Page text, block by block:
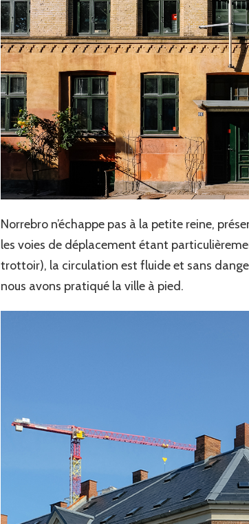
Norrebro n’échappe pas à la petite reine,
les voies de déplacement étant
trottoir), la circulation est fluide et sans
nous avons pratiqué la ville à pied.